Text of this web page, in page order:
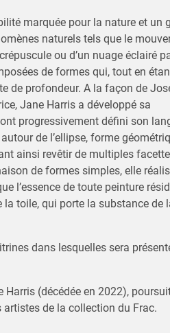
marquée pour la nature et un
naturels tels que le
ou d’un nuage éclairé
de formes qui, tout en
de profondeur. A la façon de
Jane Harris a développé sa
progressivement défini son
de l’ellipse, forme
ainsi revêtir de multiples
de formes simples, elle
l’essence de toute peinture
toile, qui porte la substance de
dans lesquelles sera
(décédée en 2022),
de la collection du Frac.